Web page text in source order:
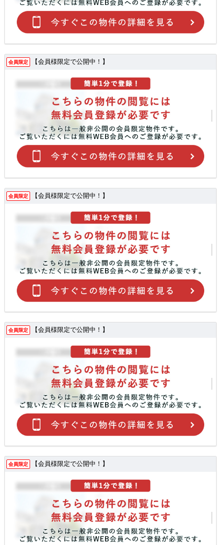
会員限定 【会員様限定で公開中！】
会員限定 【会員様限定で公開中！】
会員限定 【会員様限定で公開中！】
会員限定 【会員様限定で公開中！】